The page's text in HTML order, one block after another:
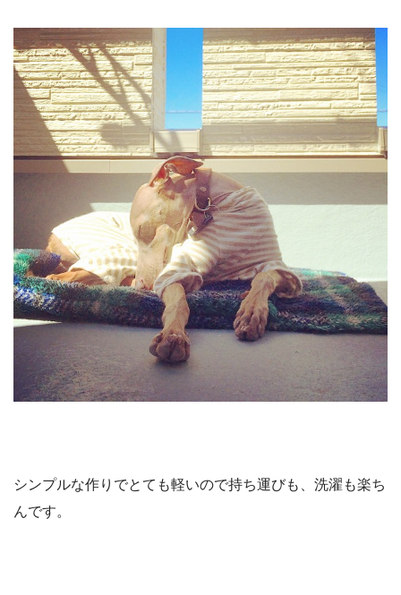
シンプルな作りでとても軽いので持ち運びも、洗濯も楽ち
んです。